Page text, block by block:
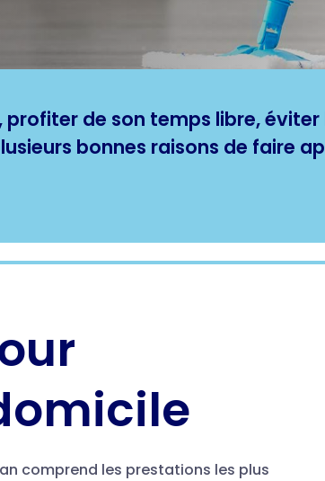
de son temps libre,
bonnes raisons de faire
comprend les prestations les plus